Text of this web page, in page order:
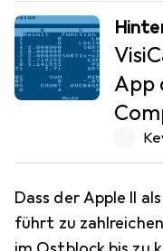
App
Dass der Apple II
führt zu